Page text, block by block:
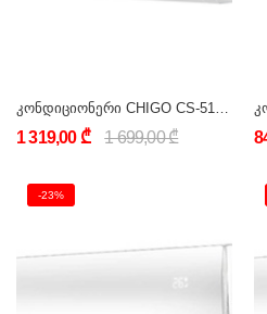
1 319,00 ₾ 1 699,00 ₾
-23%